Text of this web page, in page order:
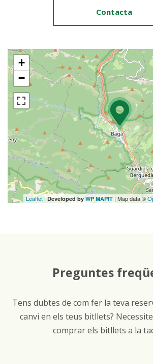
Contacta
+
−
Leaflet | Developed by WP MAPIT | Map data ©
Preguntes
Tens dubtes de com fer la teva
canvi en els teus bitllets?
comprar els bitllets a la